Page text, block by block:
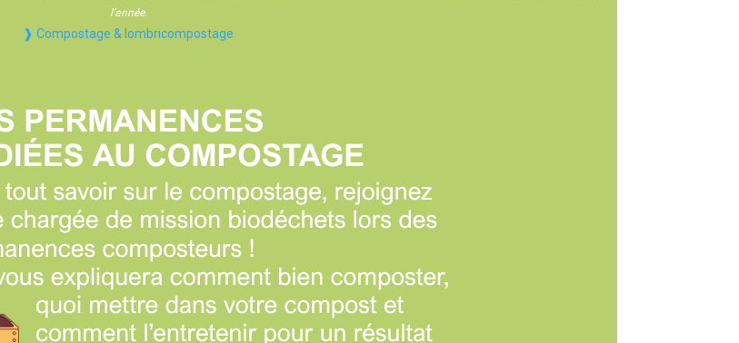
l’année.
❱ Compostage & lombricompostage